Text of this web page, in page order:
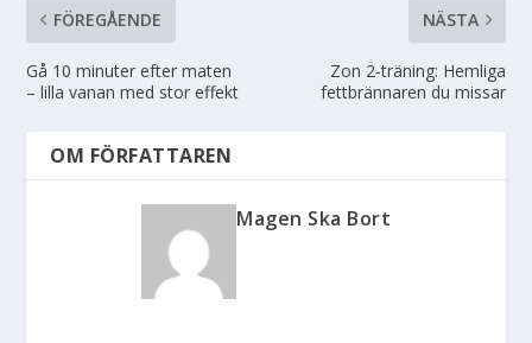
FÖREGÅENDE
Gå 10 minuter efter maten
– lilla vanan med stor effekt
NÄSTA
Zon 2‑träning: Hemliga
fettbrännaren du missar
OM FÖRFATTAREN
Magen Ska Bort